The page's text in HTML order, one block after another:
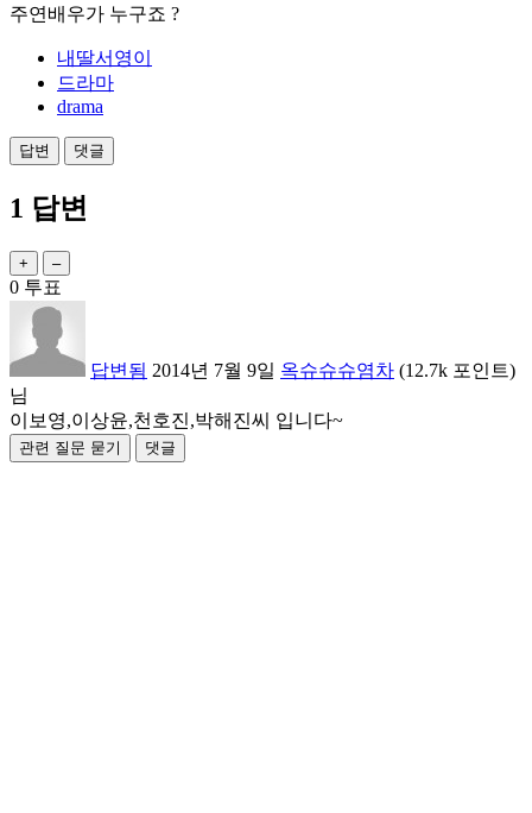
주연배우가 누구죠 ?
내딸서영이
드라마
drama
1 답변
0 투표
답변됨 2014년 7월 9일 옥슈슈슈염차 (12.7k 포인트)
님
이보영,이상윤,천호진,박해진씨 입니다~